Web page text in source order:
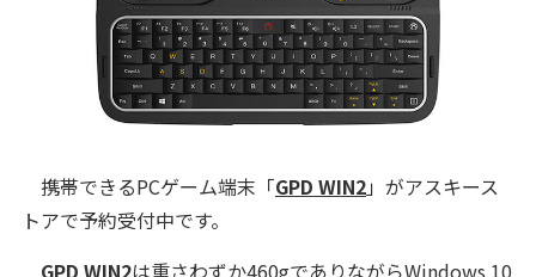
携帯できるPCゲーム端末「GPD WIN2」がアスキース
トアで予約受付中です。
GPD WIN2は重さわずか460gでありながらWindows 10